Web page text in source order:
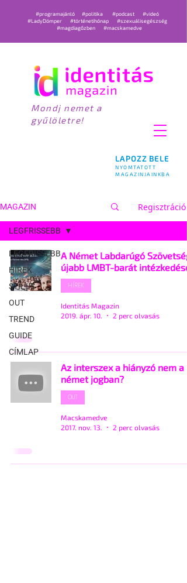
LAPOZZ BELE
NYOMTATOTT
MAGAZINJAINKBA
#programajánló #politika #podcast
#videó
#LadyDömper
#történetihónap
#szexuálisegészség
#magdiagőzben
#macskamedve
Mondj nemet a
gyűlöletre!
MAGAZIN Regisztráció
LEGFRISSEBB
HÍREK
STÍLUS
OUT
TREND
GUIDE
CÍMLAP
LEGFRISSEBB
A Német Labdarúgó Szövetség
újabb LMBT-barát intézkedései
HÍREK
Identitás Magazin
2019. ápr. 10.
2 perc olvasás
Az interszex a hiányzó nem a
német jogban?
OUT
Macskamedve
2017. nov. 13.
2 perc olvasás